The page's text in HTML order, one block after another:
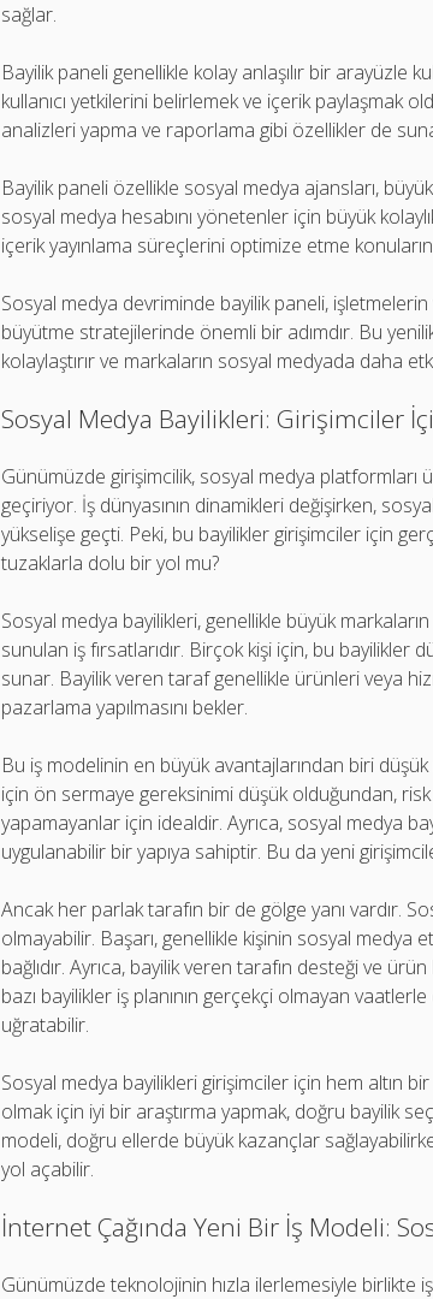
sağlar.
Bayilik paneli genellikle kolay anlaşılır bir arayüzle
kullanıcı yetkilerini belirlemek ve içerik paylaşmak
analizleri yapma ve raporlama gibi özellikler de
Bayilik paneli özellikle sosyal medya ajansları,
sosyal medya hesabını yönetenler için büyük
içerik yayınlama süreçlerini optimize etme
Sosyal medya devriminde bayilik paneli, işletmelerin
büyütme stratejilerinde önemli bir adımdır. Bu
kolaylaştırır ve markaların sosyal medyada daha
Sosyal Medya Bayilikleri: Girişimciler
Günümüzde girişimcilik, sosyal medya
geçiriyor. İş dünyasının dinamikleri değişirken,
yükselişe geçti. Peki, bu bayilikler girişimciler için
tuzaklarla dolu bir yol mu?
Sosyal medya bayilikleri, genellikle büyük
sunulan iş fırsatlarıdır. Birçok kişi için, bu bayilikler
sunar. Bayilik veren taraf genellikle ürünleri veya
pazarlama yapılmasını bekler.
Bu iş modelinin en büyük avantajlarından biri düşük
için ön sermaye gereksinimi düşük olduğundan, risk
yapamayanlar için idealdir. Ayrıca, sosyal medya
uygulanabilir bir yapıya sahiptir. Bu da yeni
Ancak her parlak tarafın bir de gölge yanı vardır.
olmayabilir. Başarı, genellikle kişinin sosyal
bağlıdır. Ayrıca, bayilik veren tarafın desteği ve
bazı bayilikler iş planının gerçekçi olmayan vaatlerle
uğratabilir.
Sosyal medya bayilikleri girişimciler için hem altın
olmak için iyi bir araştırma yapmak, doğru bayilik
modeli, doğru ellerde büyük kazançlar
yol açabilir.
İnternet Çağında Yeni Bir İş Modeli:
Günümüzde teknolojinin hızla ilerlemesiyle birlikte